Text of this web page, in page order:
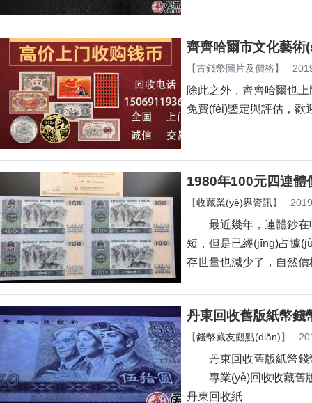
齊齊哈爾市文化藝術
【古錢幣圖片及價格】
除此之外，齊齊哈爾也
免費(fèi)鑒定與評估，歡
1980年100元四連體
【收藏業(yè)界資訊】
最近幾年，連體鈔在
短，但是已經(jīng)占據(jù)
存世量也減少了，自然價格
丹東回收舊版紙幣錢
【錢幣藏友觀點(diǎn)】
丹東回收舊版紙幣錢幣
專業(yè)回收收藏舊版紙
丹東回收紙